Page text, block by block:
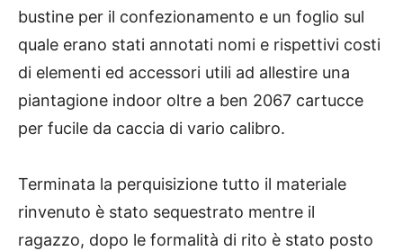
bustine per il confezionamento e un foglio sul
quale erano stati annotati nomi e rispettivi costi
di elementi ed accessori utili ad allestire una
piantagione indoor oltre a ben 2067 cartucce
per fucile da caccia di vario calibro.
Terminata la perquisizione tutto il materiale
rinvenuto è stato sequestrato mentre il
ragazzo, dopo le formalità di rito è stato posto